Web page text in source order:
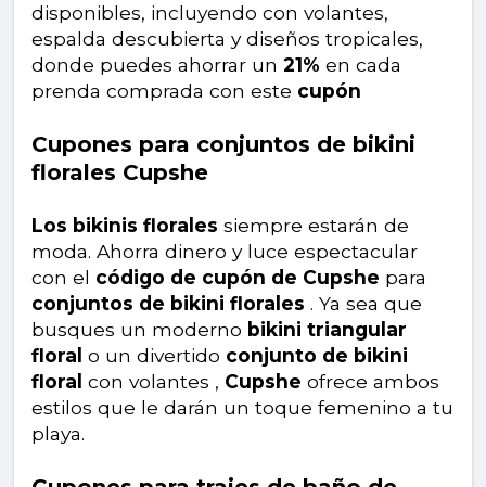
disponibles, incluyendo con volantes,
espalda descubierta y diseños tropicales,
donde puedes ahorrar un 21% en cada
prenda comprada con este cupón
Cupones para conjuntos de bikini
florales Cupshe
Los bikinis florales siempre estarán de
moda. Ahorra dinero y luce espectacular
con el código de cupón de Cupshe para
conjuntos de bikini florales . Ya sea que
busques un moderno bikini triangular
floral o un divertido conjunto de bikini
floral con volantes , Cupshe ofrece ambos
estilos que le darán un toque femenino a tu
playa.